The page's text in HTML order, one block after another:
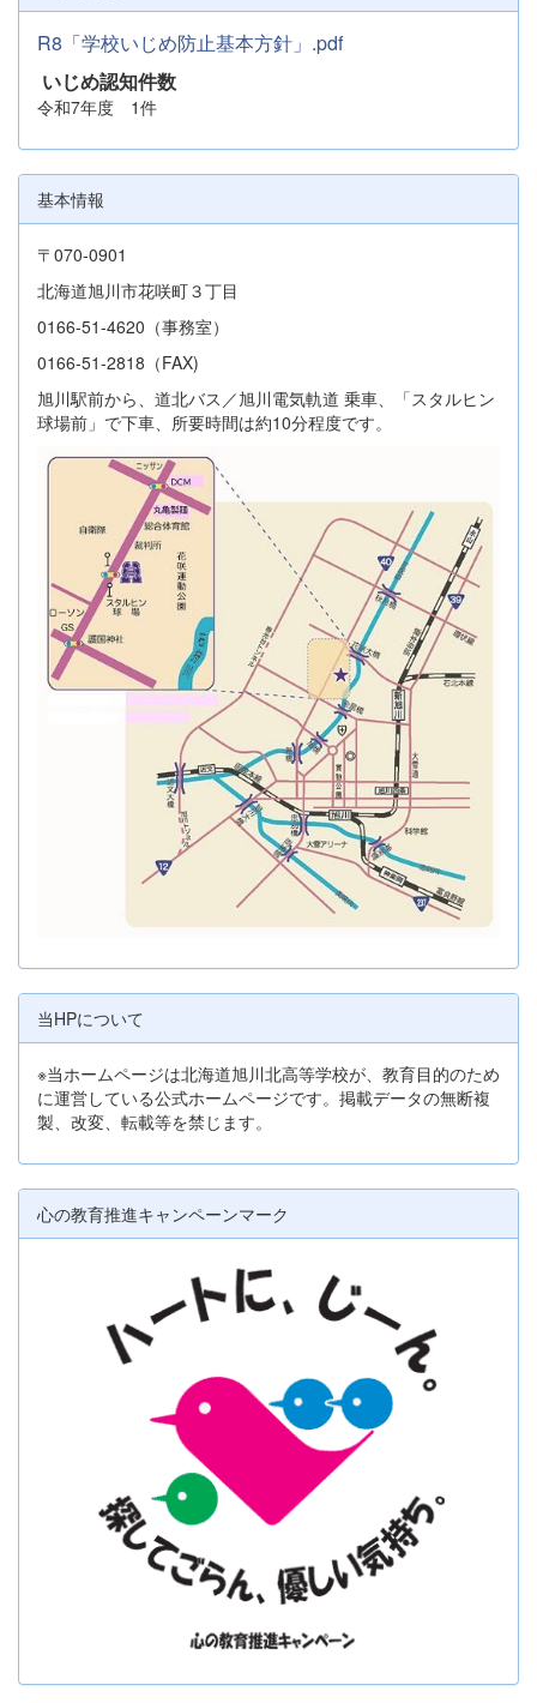
R8「学校いじめ防止基本方針」.pdf
いじめ認知件数
令和7年度 1件
基本情報
〒070-0901
北海道旭川市花咲町３丁目
0166-51-4620（事務室）
0166-51-2818（FAX)
旭川駅前から、道北バス／旭川電気軌道 乗車、「スタルヒン
球場前」で下車、所要時間は約10分程度です。
当HPについて
※当ホームページは北海道旭川北高等学校が、教育目的のため
に運営している公式ホームページです。掲載データの無断複
製、改変、転載等を禁じます。
心の教育推進キャンペーンマーク